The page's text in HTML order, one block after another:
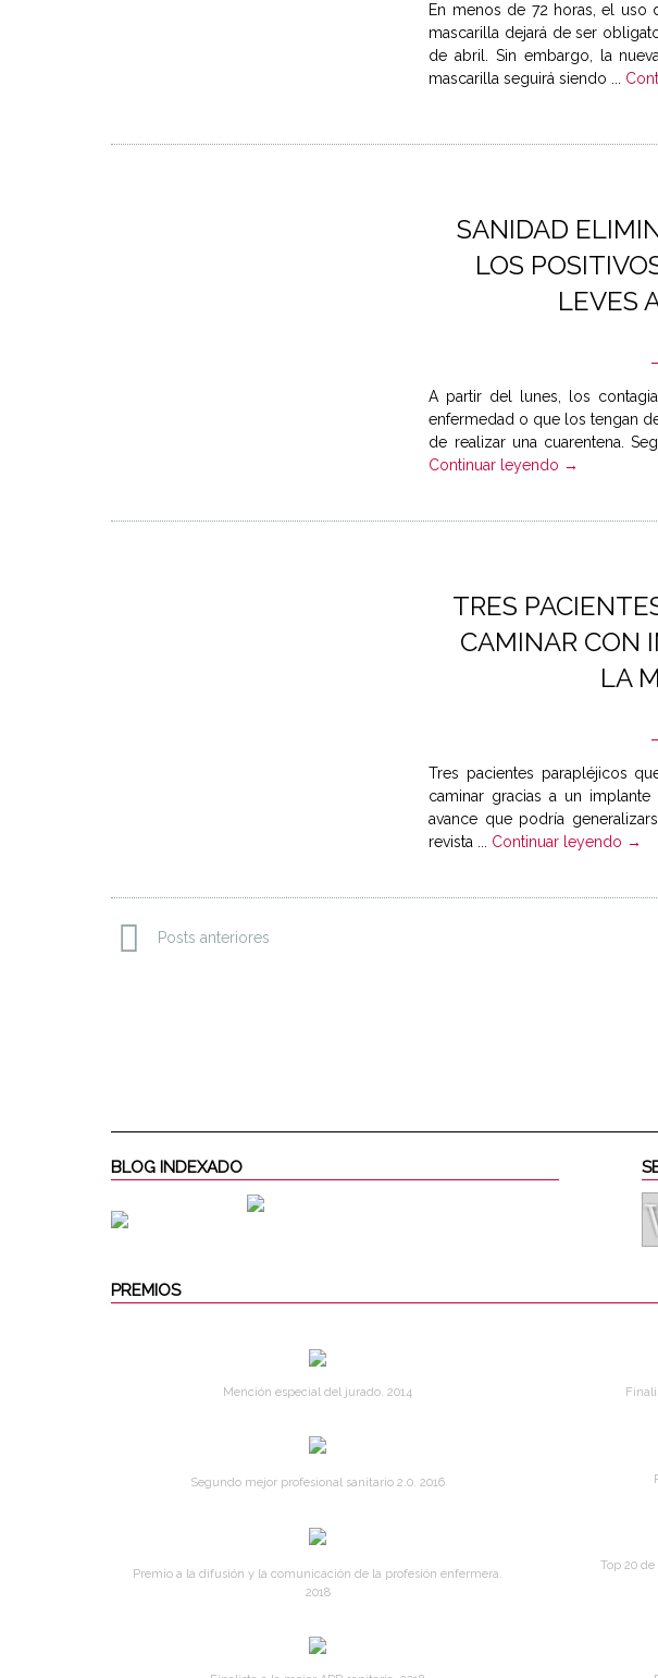
En menos de 72 horas, el uso
mascarilla dejará de ser
de abril. Sin embargo, la
mascarilla seguirá siendo ...
SANIDAD
LOS
LEVES
A partir del lunes, los
enfermedad o que los tengan
de realizar una cuarentena.
Continuar leyendo →
TRES
CAMINAR CON
LA
Tres pacientes parapléjicos
caminar gracias a un
avance que podría
revista ... Continuar leyendo →
Posts anteriores
BLOG INDEXADO
PREMIOS
Mención especial del jurado. 2014
Segundo mejor profesional sanitario 2.0. 2016
Premio a la difusión y la comunicación de la profesión enfermera.
2018
Top 20